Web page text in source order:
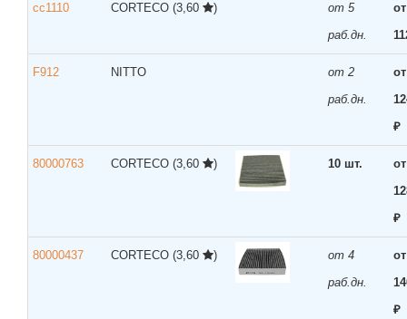
cc1110 CORTECO (3,60 )
от 5
раб.дн.
от
F912 NITTO
от 2
раб.дн.
от
₽
80000763 CORTECO (3,60 ) 10 шт.
от
₽
80000437 CORTECO (3,60 )
от 4
раб.дн.
от
₽